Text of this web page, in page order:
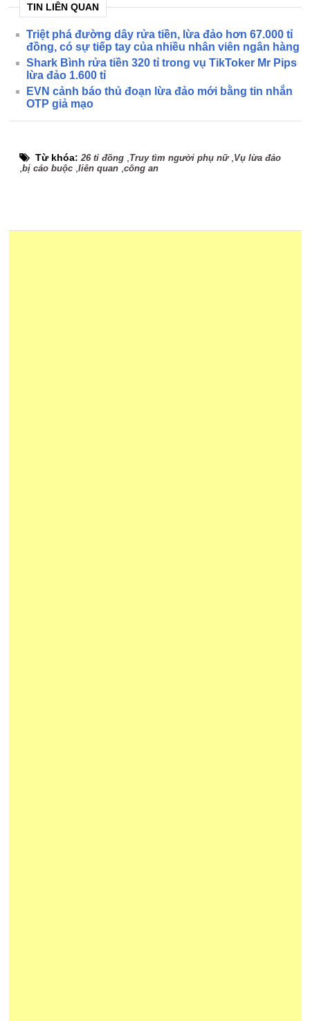
TIN LIÊN QUAN
Triệt phá đường dây rửa tiền, lừa đảo hơn 67.000 tỉ
đồng, có sự tiếp tay của nhiều nhân viên ngân hàng
Shark Bình rửa tiền 320 tỉ trong vụ TikToker Mr Pips
lừa đảo 1.600 tỉ
EVN cảnh báo thủ đoạn lừa đảo mới bằng tin nhắn
OTP giả mạo
Từ khóa:26 tỉ đồng Truy tìm người phụ nữ, Vụ lừa đảo
,bị cáo buộc ,liên quan ,công an